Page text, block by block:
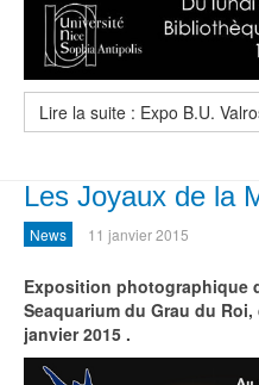
Lire la suite : Expo B.U.
Les Joyaux de la
News 11 janvier 2015
Exposition photographique
Seaquarium du Grau du Roi,
janvier 2015 .